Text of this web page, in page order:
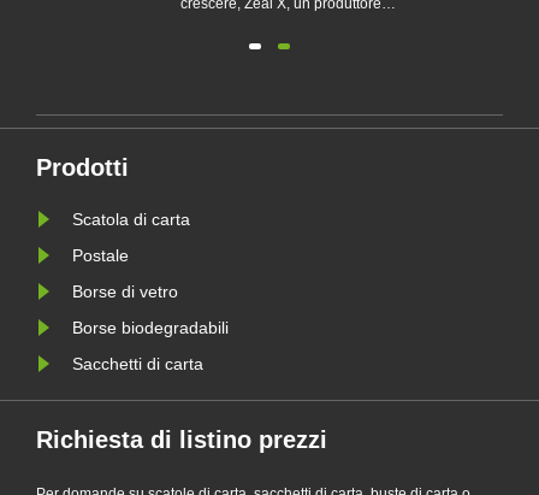
le
crescere, Zeal X, un produttore
carta Glassine personalizzati.
Prodotti
Scatola di carta
Postale
Borse di vetro
Borse biodegradabili
Sacchetti di carta
Richiesta di listino prezzi